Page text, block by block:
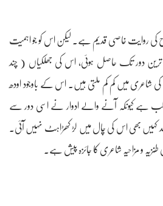
کی روایت خاصی قدیم ہے۔ لیکن اس کو جو اہمیت
دور تک حاصل ہوئی، اس کی جھلکیاں ( چند
شاعری میں کم کم ملتی ہیں۔ اس کے باوجود اودھ
ہے کیونکہ آنے والے ادوار نے اسی دور سے
بعد کہیں بھی اس کی چال میں لڑ کھڑاہٹ نہیں آئی۔
و مزاحیہ شاعری کا جائزہ پیش ہے۔